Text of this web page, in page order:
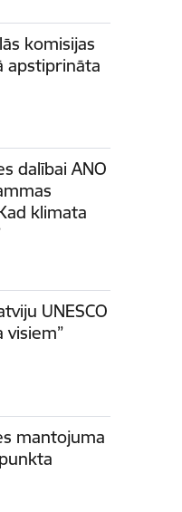
komisijas
apstiprināta
dalībai ANO
klimata
UNESCO
visiem”
mantojuma